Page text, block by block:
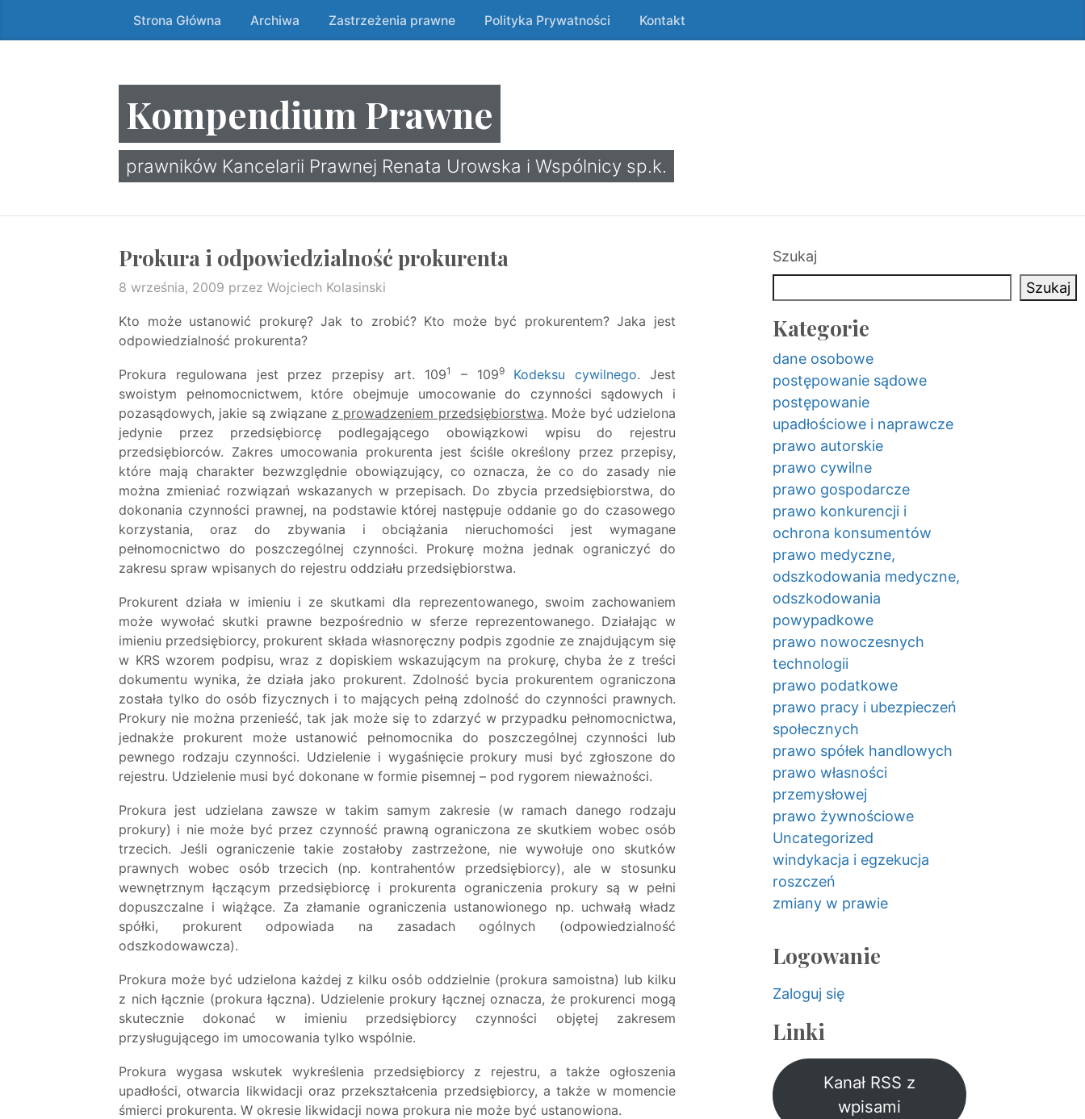
do
Strona Główna Archiwa Zastrzeżenia prawne Polityka Prywatności Kontakt
Kompendium Prawne
prawników Kancelarii Prawnej Renata Urowska i Wspólnicy sp.k.
Prokura i odpowiedzialność prokurenta
8 września, 2009 przez Wojciech Kolasinski
Kto może ustanowić prokurę? Jak to zrobić? Kto może być prokurentem? Jaka jest
odpowiedzialność prokurenta?
Prokura regulowana jest przez przepisy art. 1091 – 1099 Kodeksu cywilnego. Jest
swoistym pełnomocnictwem, które obejmuje umocowanie do czynności sądowych i
pozasądowych, jakie są związane z prowadzeniem przedsiębiorstwa. Może być udzielona
jedynie przez przedsiębiorcę podlegającego obowiązkowi wpisu do rejestru
przedsiębiorców. Zakres umocowania prokurenta jest ściśle określony przez przepisy,
które mają charakter bezwzględnie obowiązujący, co oznacza, że co do zasady nie
można zmieniać rozwiązań wskazanych w przepisach. Do zbycia przedsiębiorstwa, do
dokonania czynności prawnej, na podstawie której następuje oddanie go do czasowego
korzystania, oraz do zbywania i obciążania nieruchomości jest wymagane
pełnomocnictwo do poszczególnej czynności. Prokurę można jednak ograniczyć do
zakresu spraw wpisanych do rejestru oddziału przedsiębiorstwa.
Prokurent działa w imieniu i ze skutkami dla reprezentowanego, swoim zachowaniem
może wywołać skutki prawne bezpośrednio w sferze reprezentowanego. Działając w
imieniu przedsiębiorcy, prokurent składa własnoręczny podpis zgodnie ze znajdującym się
w KRS wzorem podpisu, wraz z dopiskiem wskazującym na prokurę, chyba że z treści
dokumentu wynika, że działa jako prokurent. Zdolność bycia prokurentem ograniczona
została tylko do osób fizycznych i to mających pełną zdolność do czynności prawnych.
Prokury nie można przenieść, tak jak może się to zdarzyć w przypadku pełnomocnictwa,
jednakże prokurent może ustanowić pełnomocnika do poszczególnej czynności lub
pewnego rodzaju czynności. Udzielenie i wygaśnięcie prokury musi być zgłoszone do
rejestru. Udzielenie musi być dokonane w formie pisemnej – pod rygorem nieważności.
Prokura jest udzielana zawsze w takim samym zakresie (w ramach danego rodzaju
prokury) i nie może być przez czynność prawną ograniczona ze skutkiem wobec osób
trzecich. Jeśli ograniczenie takie zostałoby zastrzeżone, nie wywołuje ono skutków
prawnych wobec osób trzecich (np. kontrahentów przedsiębiorcy), ale w stosunku
wewnętrznym łączącym przedsiębiorcę i prokurenta ograniczenia prokury są w pełni
dopuszczalne i wiążące. Za złamanie ograniczenia ustanowionego np. uchwałą władz
spółki, prokurent odpowiada na zasadach ogólnych (odpowiedzialność
odszkodowawcza).
Prokura może być udzielona każdej z kilku osób oddzielnie (prokura samoistna) lub kilku
z nich łącznie (prokura łączna). Udzielenie prokury łącznej oznacza, że prokurenci mogą
skutecznie dokonać w imieniu przedsiębiorcy czynności objętej zakresem
przysługującego im umocowania tylko wspólnie.
Prokura wygasa wskutek wykreślenia przedsiębiorcy z rejestru, a także ogłoszenia
upadłości, otwarcia likwidacji oraz przekształcenia przedsiębiorcy, a także w momencie
śmierci prokurenta. W okresie likwidacji nowa prokura nie może być ustanowiona.
Szukaj
Szukaj
Kategorie
dane osobowe
postępowanie sądowe
postępowanie
upadłościowe i naprawcze
prawo autorskie
prawo cywilne
prawo gospodarcze
prawo konkurencji i
ochrona konsumentów
prawo medyczne,
odszkodowania medyczne,
odszkodowania
powypadkowe
prawo nowoczesnych
technologii
prawo podatkowe
prawo pracy i ubezpieczeń
społecznych
prawo spółek handlowych
prawo własności
przemysłowej
prawo żywnościowe
Uncategorized
windykacja i egzekucja
roszczeń
zmiany w prawie
Logowanie
Zaloguj się
Linki
Kanał RSS z
wpisami